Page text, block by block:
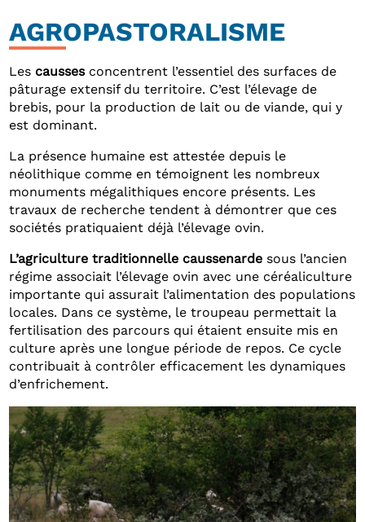
AGROPASTORALISME
Les caussesconcentrent l’essentiel des surfaces de
pâturage extensif du territoire. C’est l’élevage de
brebis, pour la production de lait ou de viande, qui y
est dominant.
La présence humaine est attestée depuis le
néolithique comme en témoignent les nombreux
monuments mégalithiques encore présents. Les
travaux de recherche tendent à démontrer que ces
sociétés pratiquaient déjà l’élevage ovin.
L’agriculture traditionnelle caussenarde sous l’ancien
régime associait l’élevage ovin avec une céréaliculture
importante qui assurait l’alimentation des populations
locales. Dans ce système, le troupeau permettait la
fertilisation des parcours qui étaient ensuite mis en
culture après une longue période de repos. Ce cycle
contribuait à contrôler efficacement les dynamiques
d’enfrichement.